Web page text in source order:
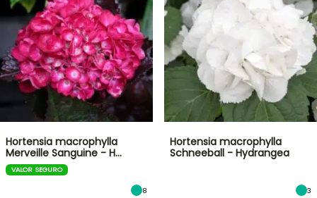
Hortensia macrophylla
Merveille Sanguine - H…
VALOR SEGURO
8
Hortensia macrophylla
Schneeball - Hydrangea
3